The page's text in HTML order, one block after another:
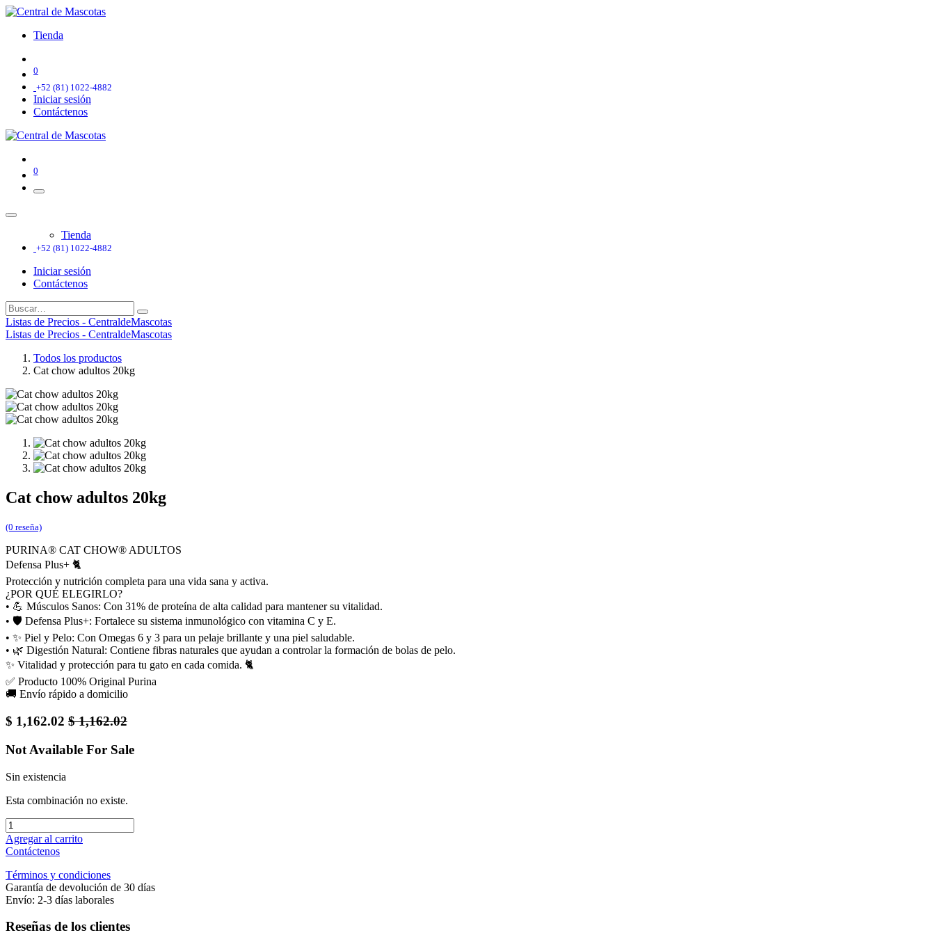
Tienda
0
+52 (81) 1022-4882
Iniciar sesión
Contáctenos
0
Tienda
+52 (81) 1022-4882
Iniciar sesión
Contáctenos
Listas de Precios - CentraldeMascotas
Listas de Precios - CentraldeMascotas
Todos los productos
Cat chow adultos 20kg
Cat chow adultos 20kg
(0 reseña)
PURINA® CAT CHOW® ADULTOS
Defensa Plus+ 🐈
Protección y nutrición completa para una vida sana y activa.
¿POR QUÉ ELEGIRLO?
• 💪 Músculos Sanos: Con 31% de proteína de alta calidad para mantener su vitalidad.
• 🛡️ Defensa Plus+: Fortalece su sistema inmunológico con vitamina C y E.
• ✨ Piel y Pelo: Con Omegas 6 y 3 para un pelaje brillante y una piel saludable.
• 🌿 Digestión Natural: Contiene fibras naturales que ayudan a controlar la formación de bolas de pelo.
✨ Vitalidad y protección para tu gato en cada comida. 🐈
✅ Producto 100% Original Purina
🚚 Envío rápido a domicilio
$ 1,162.02 $1,162.02
Not Available For Sale
Sin existencia
Esta combinación no existe.
Agregar al carrito
Contáctenos
Términos y condiciones
Garantía de devolución de 30 días
Envío: 2-3 días laborales
Reseñas de los clientes